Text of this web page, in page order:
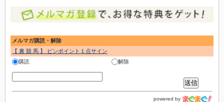
メルマガ購読・解除
【 裏 競 馬 】 ピンポイント１点サイン
購読
解除
powered by